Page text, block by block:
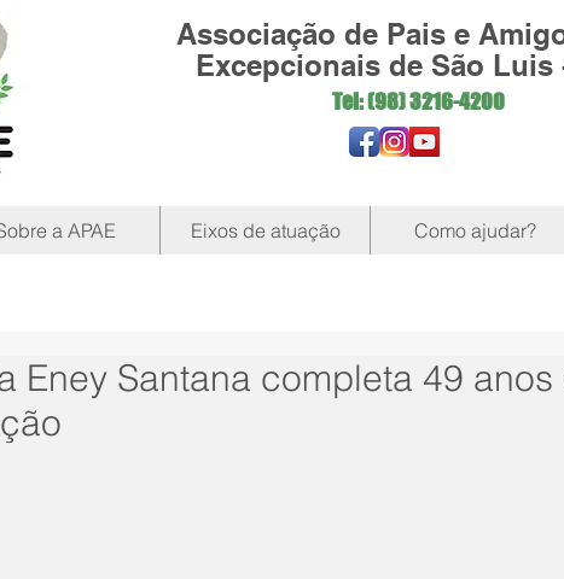
Associação de Pais e
Excepcionais de São Luis
Tel: (98)3216-4200
a APAE Eixos de atuação Como ajudar?
Eney Santana completa 49 anos